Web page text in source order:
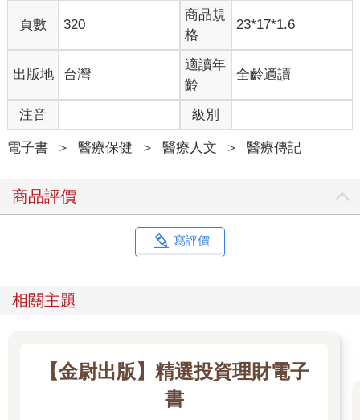
頁數 320
商品規
格
23*17*1.6
出版地 台灣
適讀年
齡
全齡適讀
注音 級別
電子書 ＞ 醫療保健 ＞ 醫療人文 ＞ 醫療傳記
商品評價
寫評價
相關主題
【金尉出版】精選投資理財電子
書